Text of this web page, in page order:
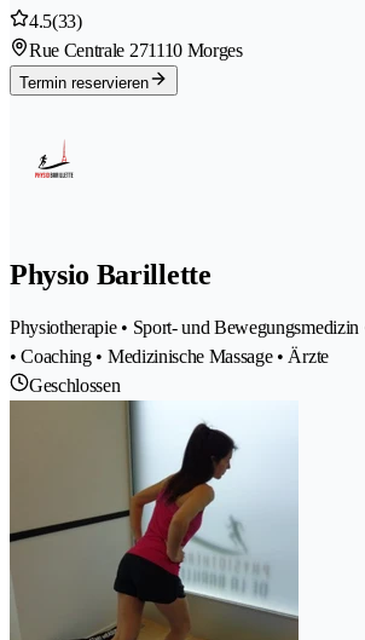
4.5(33)
Rue Centrale 271110 Morges
Termin reservieren
Physio Barillette
Physiotherapie • Sport- und
• Coaching • Medizinische Massage • Ärzte
Geschlossen